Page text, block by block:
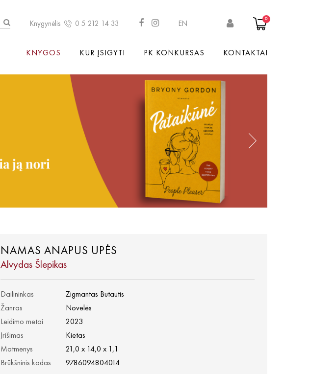
Knygynėlis 0 5 212 14 33 EN
0
KNYGOS KUR ĮSIGYTI PK KONKURSAS KONTAKTAI
NAMAS ANAPUS UPĖS
Alvydas Šlepikas
Dailininkas
Zigmantas Butautis
Žanras
Novelės
Leidimo metai
2023
Įrišimas
Kietas
Matmenys
21,0 x 14,0 x 1,1
Brūkšninis kodas
9786094804014